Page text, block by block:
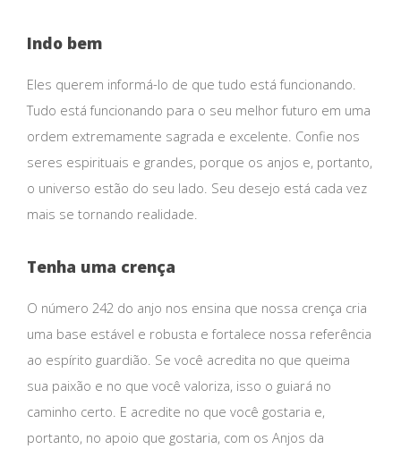
Indo bem
Eles querem informá-lo de que tudo está funcionando.
Tudo está funcionando para o seu melhor futuro em uma
ordem extremamente sagrada e excelente. Confie nos
seres espirituais e grandes, porque os anjos e, portanto,
o universo estão do seu lado. Seu desejo está cada vez
mais se tornando realidade.
Tenha uma crença
O número 242 do anjo nos ensina que nossa crença cria
uma base estável e robusta e fortalece nossa referência
ao espírito guardião. Se você acredita no que queima
sua paixão e no que você valoriza, isso o guiará no
caminho certo. E acredite no que você gostaria e,
portanto, no apoio que gostaria, com os Anjos da